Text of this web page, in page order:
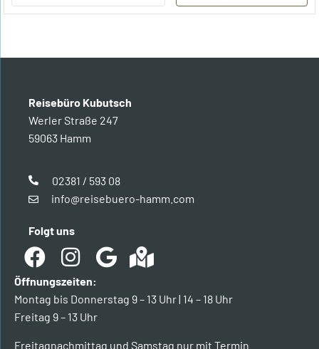
Reisebüro Kubutsch
Werler Straße 247
59063 Hamm
02381 / 593 08
info@reisebuero-hamm.com
Folgt uns
Öffnungszeiten:
Montag bis Donnerstag 9 – 13 Uhr | 14 – 18 Uhr
Freitag 9 – 13 Uhr
Freitagnachmittag und Samstag nur mit Termin